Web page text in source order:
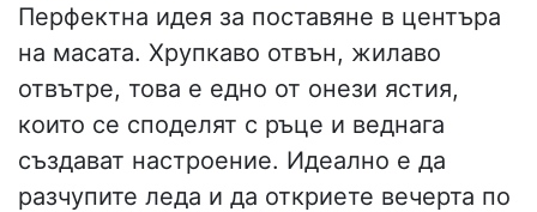
Перфектна идея за поставяне в центъра
на масата. Хрупкаво отвън, жилаво
отвътре, това е едно от онези ястия,
които се споделят с ръце и веднага
създават настроение. Идеално е да
разчупите леда и да откриете вечерта по